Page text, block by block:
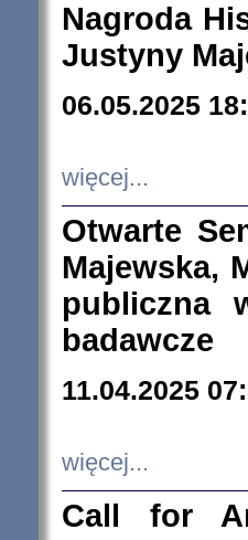
Nagroda
Justyny
06.05.2025
więcej...
Otwarte
Majewska,
publiczna
badawcze
11.04.2025
więcej...
Call for